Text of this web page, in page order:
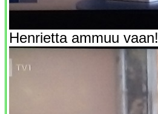
Henrietta ammuu vaan!